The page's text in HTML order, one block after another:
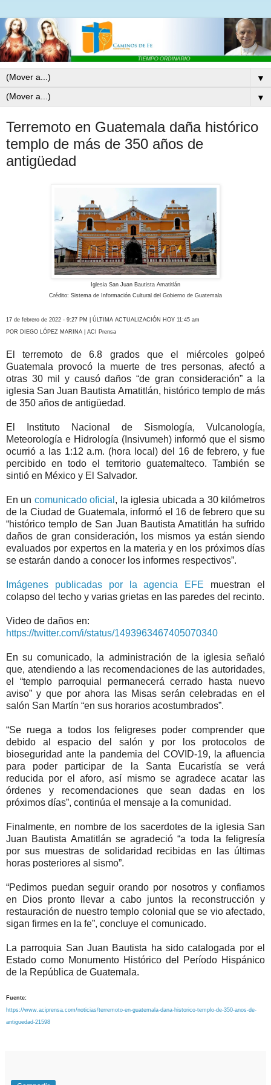
▼
▼
Terremoto en Guatemala daña histórico
templo de más de 350 años de
antigüedad
Iglesia San Juan Bautista Amatitlán
Crédito: Sistema de Información Cultural del Gobierno de Guatemala
17 de febrero de 2022 - 9:27 PM | ÚLTIMA ACTUALIZACIÓN HOY 11:45 am
POR DIEGO LÓPEZ MARINA | ACI Prensa
El terremoto de 6.8 grados que el miércoles golpeó
Guatemala provocó la muerte de tres personas, afectó a
otras 30 mil y causó daños “de gran consideración” a la
iglesia San Juan Bautista Amatitlán, histórico templo de más
de 350 años de antigüedad.
El Instituto Nacional de Sismología, Vulcanología,
Meteorología e Hidrología (Insivumeh) informó que el sismo
ocurrió a las 1:12 a.m. (hora local) del 16 de febrero, y fue
percibido en todo el territorio guatemalteco. También se
sintió en México y El Salvador.
En un comunicado oficial , la iglesia ubicada a 30 kilómetros
de la Ciudad de Guatemala, informó el 16 de febrero que su
“histórico templo de San Juan Bautista Amatitlán ha sufrido
daños de gran consideración, los mismos ya están siendo
evaluados por expertos en la materia y en los próximos días
se estarán dando a conocer los informes respectivos”.
Imágenes publicadas por la agencia EFE muestran el
colapso del techo y varias grietas en las paredes del recinto.
Video de daños en:
https://twitter.com/i/status/1493963467405070340
En su comunicado, la administración de la iglesia señaló
que, atendiendo a las recomendaciones de las autoridades,
el “templo parroquial permanecerá cerrado hasta nuevo
aviso” y que por ahora las Misas serán celebradas en el
salón San Martín “en sus horarios acostumbrados”.
“Se ruega a todos los feligreses poder comprender que
debido al espacio del salón y por los protocolos de
bioseguridad ante la pandemia del COVID-19, la afluencia
para poder participar de la Santa Eucaristía se verá
reducida por el aforo, así mismo se agradece acatar las
órdenes y recomendaciones que sean dadas en los
próximos días”, continúa el mensaje a la comunidad.
Finalmente, en nombre de los sacerdotes de la iglesia San
Juan Bautista Amatitlán se agradeció “a toda la feligresía
por sus muestras de solidaridad recibidas en las últimas
horas posteriores al sismo”.
“Pedimos puedan seguir orando por nosotros y confiamos
en Dios pronto llevar a cabo juntos la reconstrucción y
restauración de nuestro templo colonial que se vio afectado,
sigan firmes en la fe”, concluye el comunicado.
La parroquia San Juan Bautista ha sido catalogada por el
Estado como Monumento Histórico del Período Hispánico
de la República de Guatemala.
Fuente:
https://www.aciprensa.com/noticias/terremoto-en-guatemala-dana-historico-templo-de-350-anos-de-
antiguedad-21598